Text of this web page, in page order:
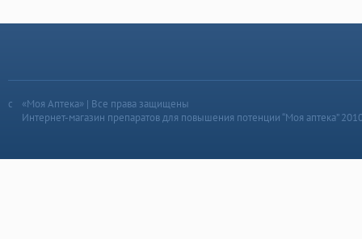
«Моя Аптека» | Все права защищены
Интернет-магазин препаратов для повышения потенции “Моя аптека”